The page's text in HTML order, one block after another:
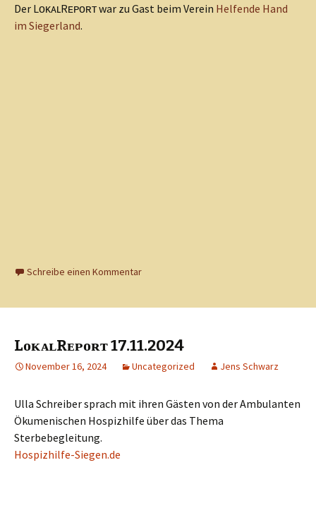
Der LᴏᴋᴀʟRᴇᴘᴏʀᴛ war zu Gast beim Verein Helfende Hand
im Siegerland.
Schreibe einen Kommentar
LᴏᴋᴀʟRᴇᴘᴏʀᴛ 17.11.2024
November 16, 2024 Uncategorized Jens Schwarz
Ulla Schreiber sprach mit ihren Gästen von der Ambulanten
Ökumenischen Hospizhilfe über das Thema
Sterbebegleitung.
Hospizhilfe-Siegen.de